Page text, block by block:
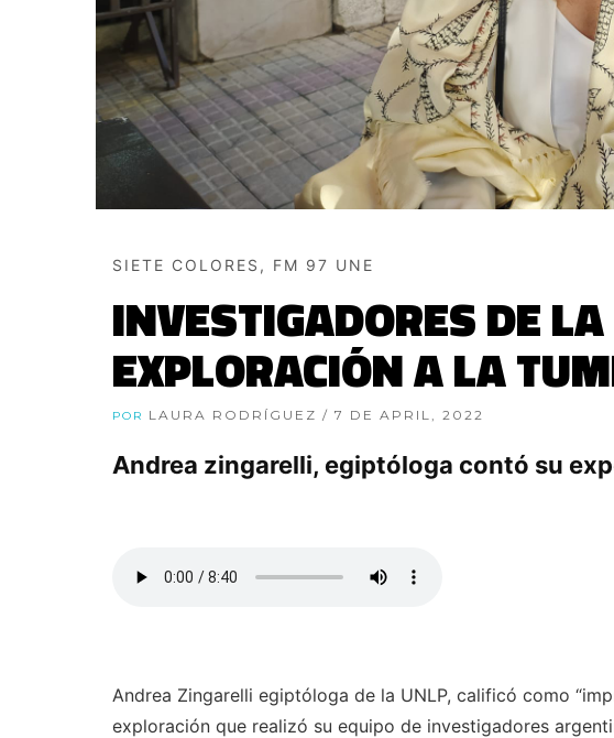
SIETE COLORES, FM 97 UNE
INVESTIGADORES DE
EXPLORACIÓN A LA
POR LAURA RODRÍGUEZ / 7 DE APRIL, 2022
Andrea zingarelli, egiptóloga contó su
Andrea Zingarelli egiptóloga de la UNLP, calificó como
exploración que realizó su equipo de investigadores